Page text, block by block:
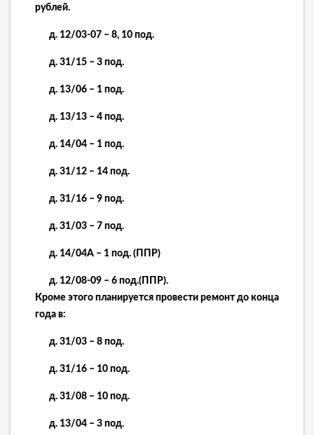
рублей.
д. 12/03-07 – 8, 10 под.
д. 31/15 – 3 под.
д. 13/06 – 1 под.
д. 13/13 – 4 под.
д. 14/04 – 1 под.
д. 31/12 – 14 под.
д. 31/16 – 9 под.
д. 31/03 – 7 под.
д. 14/04А – 1 под. (ППР)
д. 12/08-09 – 6 под.(ППР).
Кроме этого планируется провести ремонт до конца
года в:
д. 31/03 – 8 под.
д. 31/16 – 10 под.
д. 31/08 – 10 под.
д. 13/04 – 3 под.